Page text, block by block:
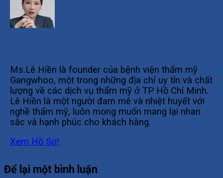
Ms.Lê Hiền là founder của bệnh viện thẩm mỹ
Gangwhoo, một trong những địa chỉ uy tín và chất
lượng về các dịch vụ thẩm mỹ ở TP Hồ Chí Minh.
Lê Hiền là một người đam mê và nhiệt huyết với
nghề thẩm mỹ, luôn mong muốn mang lại nhan
sắc và hạnh phúc cho khách hàng.
Xem Hồ Sơ!
Để lại một bình luận